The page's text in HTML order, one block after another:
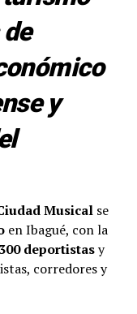
y
Musicalse
en Ibagué, con la
deportistasy
corredores y